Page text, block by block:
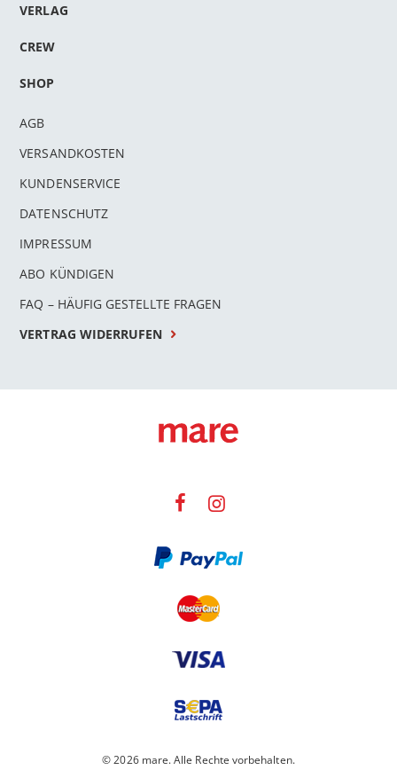
VERLAG
CREW
SHOP
AGB
VERSANDKOSTEN
KUNDENSERVICE
DATENSCHUTZ
IMPRESSUM
ABO KÜNDIGEN
FAQ – HÄUFIG GESTELLTE FRAGEN
VERTRAG WIDERRUFEN
© 2026 mare. Alle Rechte vorbehalten.